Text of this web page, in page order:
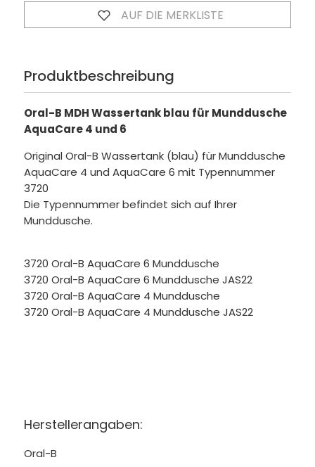
AUF DIE MERKLISTE
Produktbeschreibung
Oral-B MDH Wassertank blau für Munddusche
AquaCare 4 und 6
Original Oral-B Wassertank (blau) für Munddusche
AquaCare 4 und AquaCare 6 mit Typennummer
3720
Die Typennummer befindet sich auf Ihrer
Munddusche.
3720 Oral-B AquaCare 6 Munddusche
3720 Oral-B AquaCare 6 Munddusche JAS22
3720 Oral-B AquaCare 4 Munddusche
3720 Oral-B AquaCare 4 Munddusche JAS22
Herstellerangaben:
Oral-B